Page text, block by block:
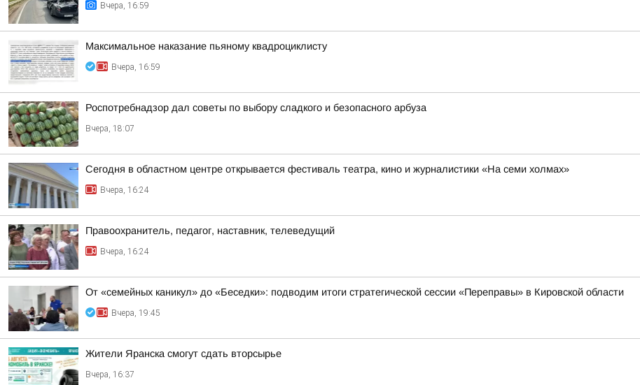
Вчера, 16:59
Максимальное наказание пьяному квадроциклисту
Вчера, 16:59
Роспотребнадзор дал советы по выбору сладкого и безопасного арбуза
Вчера, 18:07
Сегодня в областном центре открывается фестиваль театра, кино и журналистики «На семи холмах»
Вчера, 16:24
Правоохранитель, педагог, наставник, телеведущий
Вчера, 16:24
От «семейных каникул» до «Беседки»: подводим итоги стратегической сессии «Переправы» в Кировской области
Вчера, 19:45
Жители Яранска смогут сдать вторсырье
Вчера, 16:37